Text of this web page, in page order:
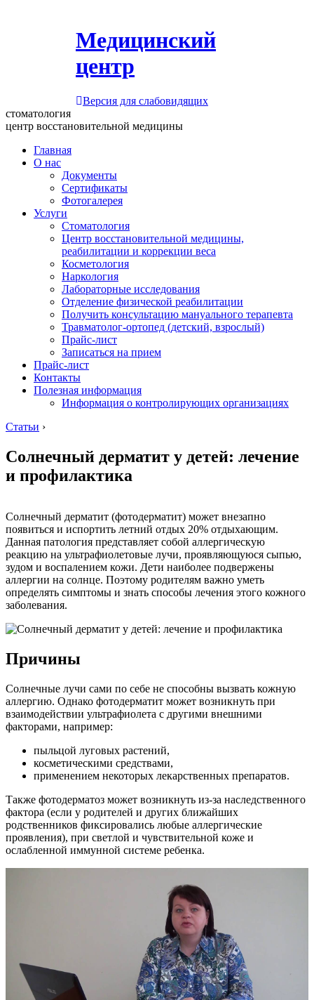
Медицинский
центр
Версия для слабовидящих
стоматология
центр восстановительной медицины
Главная
О нас
Документы
Сертификаты
Фотогалерея
Услуги
Стоматология
Центр восстановительной медицины,
реабилитации и коррекции веса
Косметология
Наркология
Лабораторные исследования
Отделение физической реабилитации
Получить консультацию мануального терапевта
Травматолог-ортопед (детский, взрослый)
Прайс-лист
Записаться на прием
Прайс-лист
Контакты
Полезная информация
Информация о контролирующих организациях
Статьи ›
Солнечный дерматит у детей: лечение
и профилактика
Солнечный дерматит (фотодерматит) может внезапно
появиться и испортить летний отдых 20% отдыхающим.
Данная патология представляет собой аллергическую
реакцию на ультрафиолетовые лучи, проявляющуюся сыпью,
зудом и воспалением кожи. Дети наиболее подвержены
аллергии на солнце. Поэтому родителям важно уметь
определять симптомы и знать способы лечения этого кожного
заболевания.
Причины
Солнечные лучи сами по себе не способны вызвать кожную
аллергию. Однако фотодерматит может возникнуть при
взаимодействии ультрафиолета с другими внешними
факторами, например:
пыльцой луговых растений,
косметическими средствами,
применением некоторых лекарственных препаратов.
Также фотодерматоз может возникнуть из-за наследственного
фактора (если у родителей и других ближайших
родственников фиксировались любые аллергические
проявления), при светлой и чувствительной коже и
ослабленной иммунной системе ребенка.